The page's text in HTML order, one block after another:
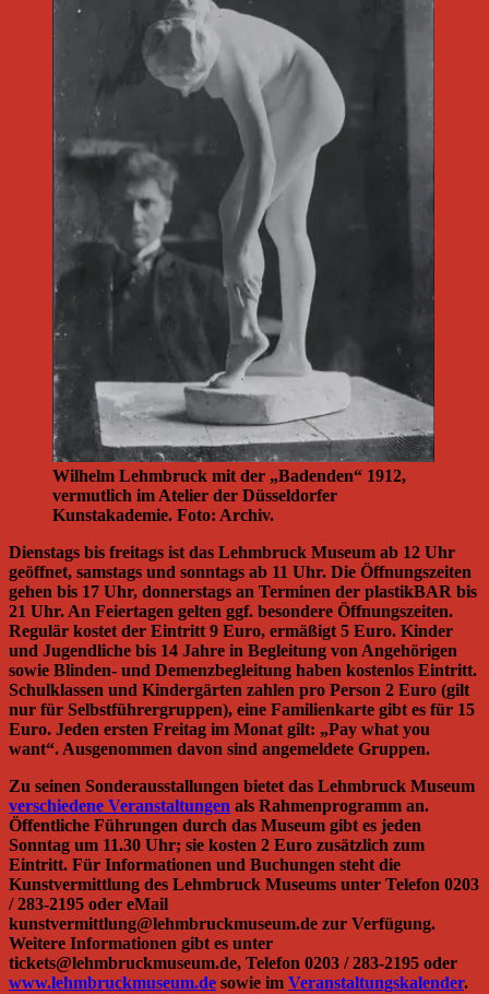
Wilhelm Lehmbruck mit der „Badenden“ 1912,
vermutlich im Atelier der Düsseldorfer
Kunstakademie. Foto: Archiv.
Dienstags bis freitags ist das Lehmbruck Museum ab 12 Uhr
geöffnet, samstags und sonntags ab 11 Uhr. Die Öffnungszeiten
gehen bis 17 Uhr, donnerstags an Terminen der plastikBAR bis
21 Uhr. An Feiertagen gelten ggf. besondere Öffnungszeiten.
Regulär kostet der Eintritt 9 Euro, ermäßigt 5 Euro. Kinder
und Jugendliche bis 14 Jahre in Begleitung von Angehörigen
sowie Blinden- und Demenzbegleitung haben kostenlos Eintritt.
Schulklassen und Kindergärten zahlen pro Person 2 Euro (gilt
nur für Selbstführergruppen), eine Familienkarte gibt es für 15
Euro. Jeden ersten Freitag im Monat gilt: „Pay what you
want“. Ausgenommen davon sind angemeldete Gruppen.
Zu seinen Sonderausstallungen bietet das Lehmbruck Museum
verschiedene Veranstaltungen als Rahmenprogramm an.
Öffentliche Führungen durch das Museum gibt es jeden
Sonntag um 11.30 Uhr; sie kosten 2 Euro zusätzlich zum
Eintritt. Für Informationen und Buchungen steht die
Kunstvermittlung des Lehmbruck Museums unter Telefon 0203
/ 283-2195 oder eMail
kunstvermittlung@lehmbruckmuseum.de zur Verfügung.
Weitere Informationen gibt es unter
tickets@lehmbruckmuseum.de, Telefon 0203 / 283-2195 oder
www.lehmbruckmuseum.de sowie im Veranstaltungskalender.